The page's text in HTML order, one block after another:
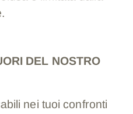
DEL NOSTRO
nei tuoi confronti